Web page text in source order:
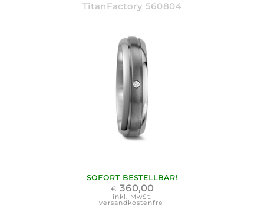
TitanFactory 560804
SOFORT BESTELLBAR!
€ 360,00
inkl. MwSt.
versandkostenfrei